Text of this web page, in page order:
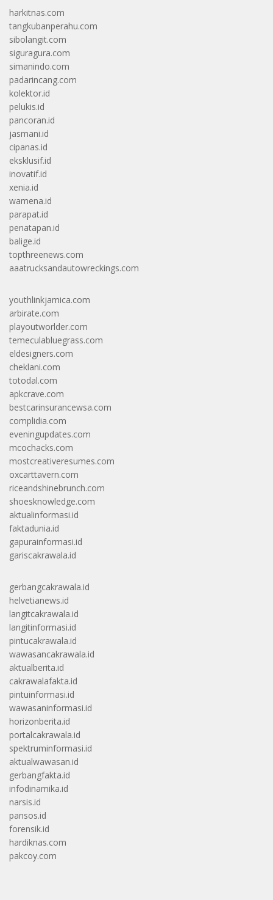
harkitnas.com
tangkubanperahu.com
sibolangit.com
siguragura.com
simanindo.com
padarincang.com
kolektor.id
pelukis.id
pancoran.id
jasmani.id
cipanas.id
eksklusif.id
inovatif.id
xenia.id
wamena.id
parapat.id
penatapan.id
balige.id
topthreenews.com
aaatrucksandautowreckings.com
youthlinkjamica.com
arbirate.com
playoutworlder.com
temeculabluegrass.com
eldesigners.com
cheklani.com
totodal.com
apkcrave.com
bestcarinsurancewsa.com
complidia.com
eveningupdates.com
mcochacks.com
mostcreativeresumes.com
oxcarttavern.com
riceandshinebrunch.com
shoesknowledge.com
aktualinformasi.id
faktadunia.id
gapurainformasi.id
gariscakrawala.id
gerbangcakrawala.id
helvetianews.id
langitcakrawala.id
langitinformasi.id
pintucakrawala.id
wawasancakrawala.id
aktualberita.id
cakrawalafakta.id
pintuinformasi.id
wawasaninformasi.id
horizonberita.id
portalcakrawala.id
spektruminformasi.id
aktualwawasan.id
gerbangfakta.id
infodinamika.id
narsis.id
pansos.id
forensik.id
hardiknas.com
pakcoy.com